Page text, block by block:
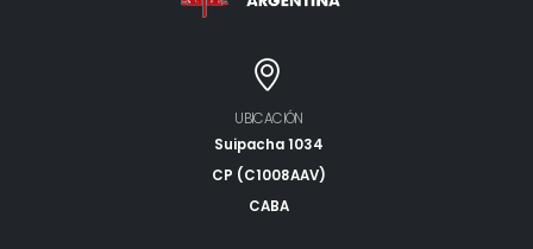
UBICACIÓN
Suipacha 1034
CP (C1008AAV)
CABA